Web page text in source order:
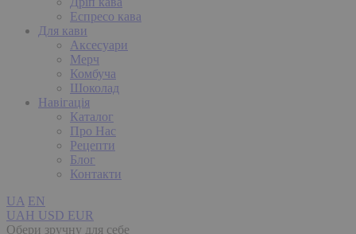
Еспресо кава
Для кави
Аксесуари
Мерч
Комбуча
Шоколад
Навігація
Каталог
Про Нас
Рецепти
Блог
Контакти
UA EN
UAH USD EUR
Обери зручну для себе